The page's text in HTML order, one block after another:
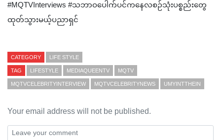
‎#MQTVInterviews #သဘာဝပေါက်ပင်ကနေလစဉ်သုံးပစ္စည်း‌တွေ
ထုတ်သွားမယ့်ပညာရှင်
CATEGORY LIFE STYLE
TAG LIFESTYLE MEDIAQUEENTV MQTV
MQTVCELEBRITYINTERVIEW MQTVCELEBRITYNEWS UMYINTTHEIN
Your email address will not be published.